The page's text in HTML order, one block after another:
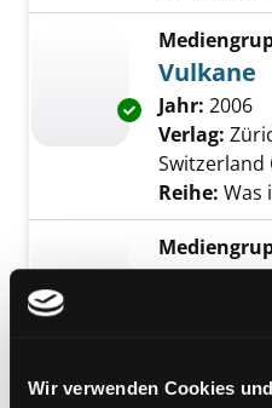
Wir verwenden Cookies
Exemplar-
Vulkane
Suche nach
Jahr: 2006
Verlag:
Switzerland
Reihe: Was
Exemplar-
Suche